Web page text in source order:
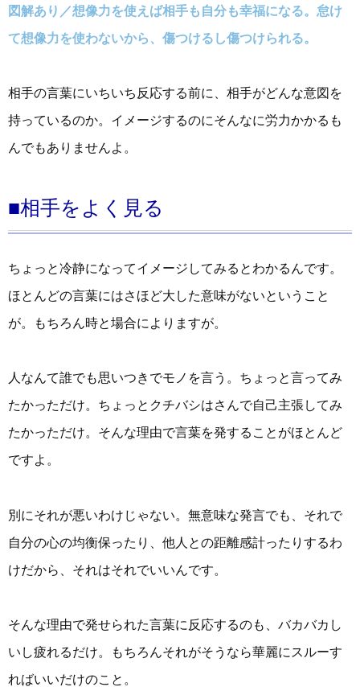
図解あり／想像力を使えば相手も自分も幸福になる。怠け
て想像力を使わないから、傷つけるし傷つけられる。
相手の言葉にいちいち反応する前に、相手がどんな意図を
持っているのか。イメージするのにそんなに労力かかるも
んでもありませんよ。
■相手をよく見る
ちょっと冷静になってイメージしてみるとわかるんです。
ほとんどの言葉にはさほど大した意味がないということ
が。もちろん時と場合によりますが。
人なんて誰でも思いつきでモノを言う。ちょっと言ってみ
たかっただけ。ちょっとクチバシはさんで自己主張してみ
たかっただけ。そんな理由で言葉を発することがほとんど
ですよ。
別にそれが悪いわけじゃない。無意味な発言でも、それで
自分の心の均衡保ったり、他人との距離感計ったりするわ
けだから、それはそれでいいんです。
そんな理由で発せられた言葉に反応するのも、バカバカし
いし疲れるだけ。もちろんそれがそうなら華麗にスルーす
ればいいだけのこと。